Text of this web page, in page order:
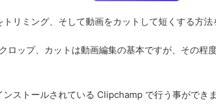
リミング、そして動画をカットして短くする方法
ロップ、カットは動画編集の基本ですが、その程
ストールされている Clipchamp で行う事ができま